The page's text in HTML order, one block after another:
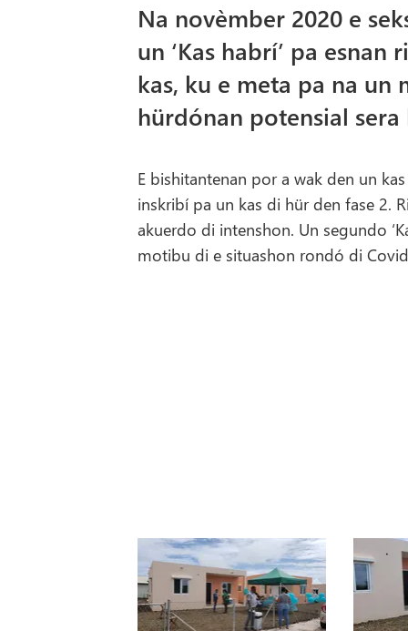
Na novèmber 2020 e
un ‘Kas habrí’ pa
kas, ku e meta pa na un
hürdónan potensial
E bishitantenan por a wak den un
inskribí pa un kas di hür den fase 2.
akuerdo di intenshon. Un segundo
motibu di e situashon rondó di